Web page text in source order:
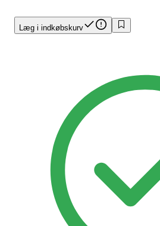
Læg i indkøbskurv